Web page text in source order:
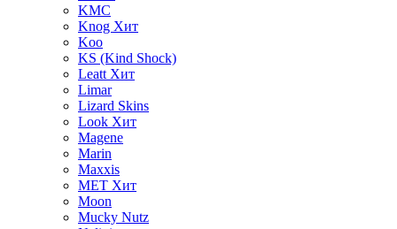
KMC
Knog Хит
Koo
KS (Kind Shock)
Leatt Хит
Limar
Lizard Skins
Look Хит
Magene
Marin
Maxxis
MET Хит
Moon
Mucky Nutz